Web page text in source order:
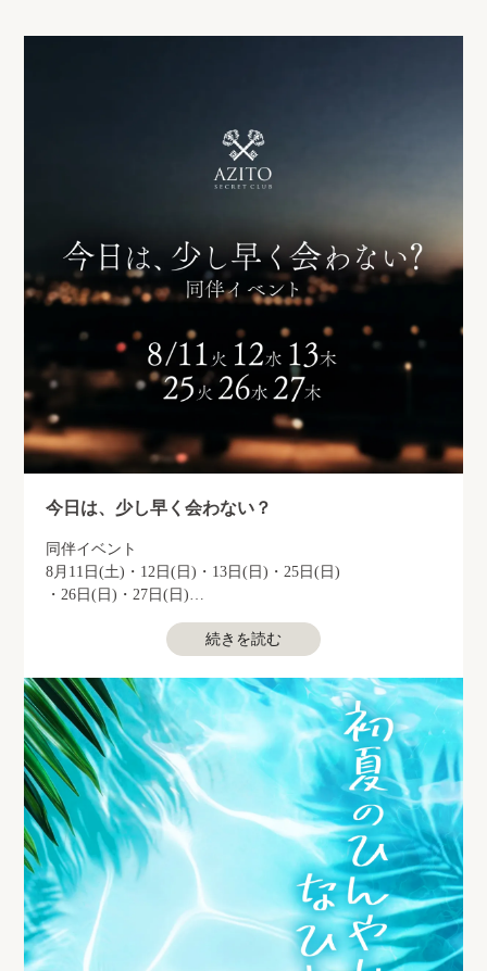
今日は、少し早く会わない？
同伴イベント
8月11日(土)・12日(日)・13日(日)・25日(日)
・26日(日)・27日(日)
そんな一言から始まる、特別な夜。
二人だけの時間を楽しんでからAZITOへ。
いつもより距離が近づく夜は、
きっと忘れられない思い出になるはず…。
期間中は同伴のお客様限定で
嬉しい特典をご用意♡
この夏、一番贅沢なスタートを。
続きを読む